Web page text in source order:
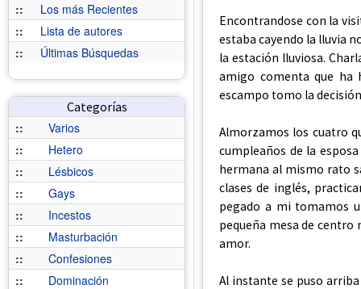
::
Los más Recientes
::
Lista de autores
::
Últimas Búsquedas
Categorías
::
Varios
::
Hetero
::
Lésbicos
::
Gays
::
Incestos
::
Masturbación
::
Confesiones
::
Dominación
Encontrandose con la
estaba cayendo la lluvia
la estación lluviosa.
amigo comenta que ha
escampo tomo la
Almorzamos los cuatro
cumpleaños de la
hermana al mismo rato
clases de inglés,
pegado a mi tomamos
pequeña mesa de centro
amor.
Al instante se puso